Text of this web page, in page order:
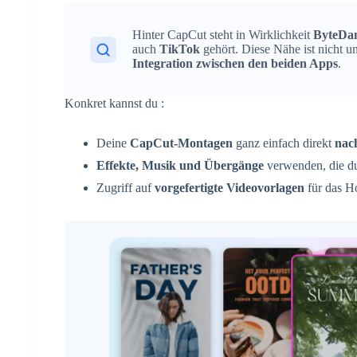
Hinter CapCut steht in Wirklichkeit
auchTikTok gehört. Diese Nähe ist nicht
Integration zwischen den beiden Apps.
Konkret kannst du :
DeineCapCut-Montagen ganz einfach direkt
Effekte, Musik und Übergänge verwenden, die
Zugriff aufvorgefertigte Videovorlagen für das